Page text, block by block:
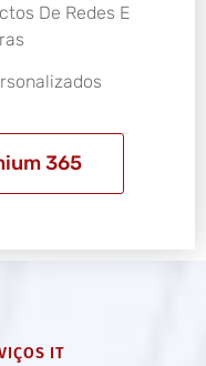
De Redes E
365
IT